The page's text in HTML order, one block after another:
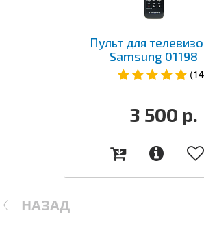
НАЗАД
Пульт для
Samsung 01198
3 500 р.